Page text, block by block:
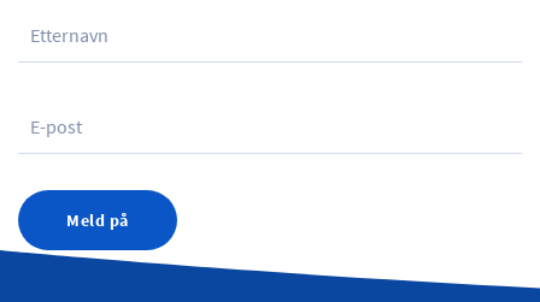
Meld på